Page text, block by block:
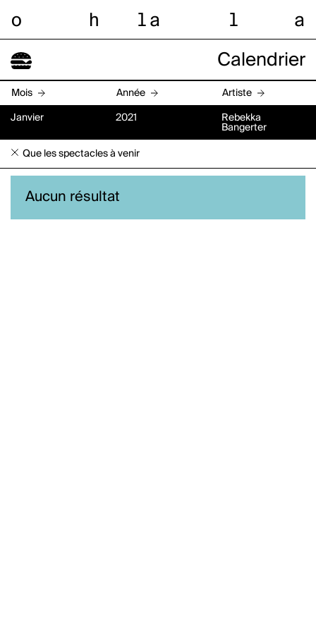
o h l a l a
Calendrier
Mois Année Artiste
Janvier 2021
Rebekka
Bangerter
Que les spectacles à venir
Aucun résultat